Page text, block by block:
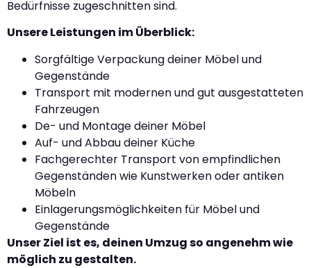
Bedürfnisse zugeschnitten sind.
Unsere Leistungen im Überblick:
Sorgfältige Verpackung deiner Möbel und
Gegenstände
Transport mit modernen und gut ausgestatteten
Fahrzeugen
De- und Montage deiner Möbel
Auf- und Abbau deiner Küche
Fachgerechter Transport von empfindlichen
Gegenständen wie Kunstwerken oder antiken
Möbeln
Einlagerungsmöglichkeiten für Möbel und
Gegenstände
Unser Ziel ist es, deinen Umzug so angenehm wie
möglich zu gestalten.